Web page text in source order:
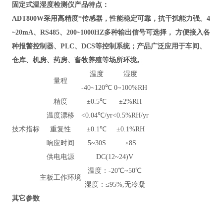
固定式温湿度检测仪产品特点：
ADT800W采用高精度*传感器，性能稳定可靠，抗干扰能力强。 4
~20mA、RS485、200~1000HZ多种输出信号可选择， 方便接入各
种报警控制器、PLC、DCS等控制系统；产品广泛应用于车间、
仓库、机房、药房、畜牧养殖等场所环境。
技术指标
量程
温度
湿度
-40~120℃ 0~100%RH
精度
±0.5℃
±2%RH
温度漂移
<0.04℃/yr<0.5%RH/yr
重复性
±0.1℃
±0.1%RH
响应时间
5~30S
≥8S
供电电源
DC(12~24)V
主板工作环境
温度：-20℃~50℃
湿度：≤95%,无冷凝
其它参数